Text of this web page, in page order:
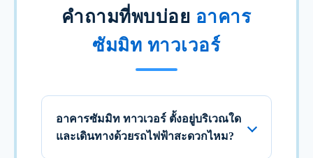
คำถามที่พบบ่อย อาคาร
ซัมมิท ทาวเวอร์
อาคารซัมมิท ทาวเวอร์ ตั้งอยู่บริเวณใด
และเดินทางด้วยรถไฟฟ้าสะดวกไหม?